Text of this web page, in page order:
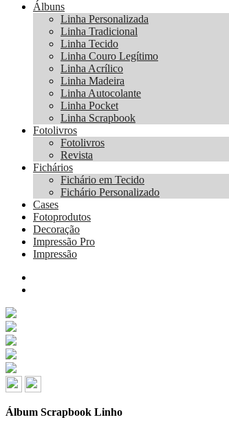
Álbuns
Linha Personalizada
Linha Tradicional
Linha Tecido
Linha Couro Legítimo
Linha Acrílico
Linha Madeira
Linha Autocolante
Linha Pocket
Linha Scrapbook
Fotolivros
Fotolivros
Revista
Fichários
Fichário em Tecido
Fichário Personalizado
Cases
Fotoprodutos
Decoração
Impressão Pro
Impressão
Álbum Scrapbook Linho